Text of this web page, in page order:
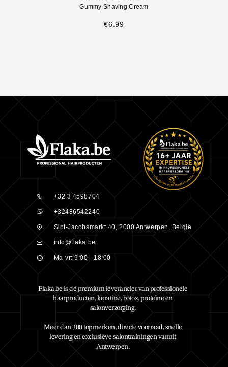
Gummy Shaving Cream
€6.99
+32 3 4598704
+32486542240
Sint-Jacobsmarkt 40, 2000 Antwerpen, België
info@flaka.be
Ma-vr: 9:00 - 18:00
Flaka.be is dé premium leverancier van professionele
haarproducten, keratine, botox, proteïne en
salonverzorging.
Meer dan 300 topmerken, directe voorraad, snelle
levering en exclusieve salontrainingen vanuit
Antwerpen.